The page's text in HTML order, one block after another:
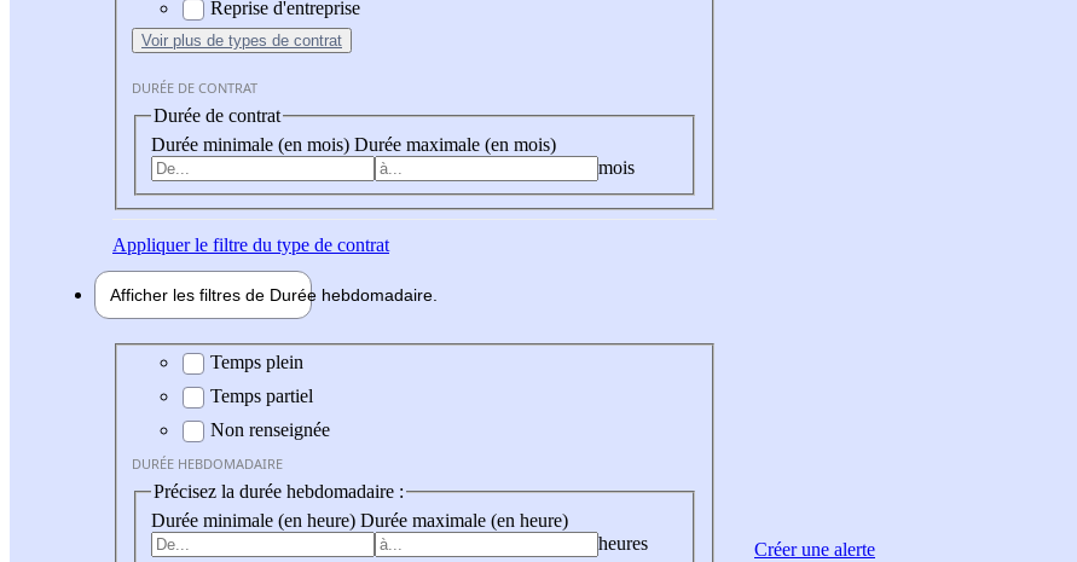
Reprise d'entreprise
Voir plus de types de contrat
DURÉE DE CONTRAT
Durée de contrat
Durée minimale (en mois) Durée maximale (en mois)
mois
Appliquerle filtre du type de contrat
Afficher les filtres de Durée hebdomadaire
Durée hebdomadaire
Temps plein
Temps partiel
Non renseignée
DURÉE HEBDOMADAIRE
Précisez la durée hebdomadaire :
Durée minimale (en heure) Durée maximale (en heure)
heures
Créer une alerte